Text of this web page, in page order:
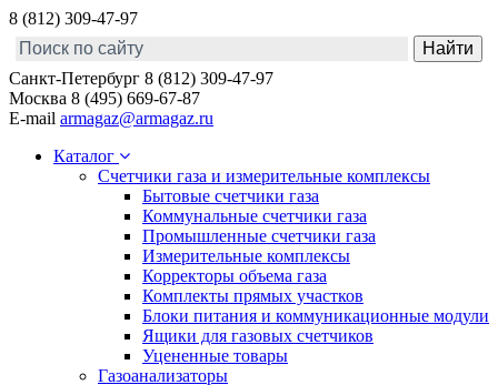
8 (812) 309-47-97
Санкт-Петербург 8 (812) 309-47-97
Москва 8 (495) 669-67-87
E-mail armagaz@armagaz.ru
Каталог
Счетчики газа и измерительные комплексы
Бытовые счетчики газа
Коммунальные счетчики газа
Промышленные счетчики газа
Измерительные комплексы
Корректоры объема газа
Комплекты прямых участков
Блоки питания и коммуникационные модули
Ящики для газовых счетчиков
Уцененные товары
Газоанализаторы